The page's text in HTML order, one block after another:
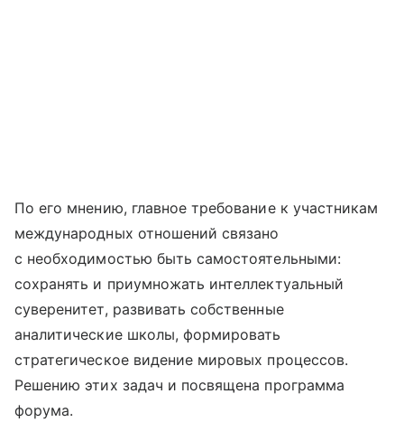
По его мнению, главное требование к участникам
международных отношений связано
с необходимостью быть самостоятельными:
сохранять и приумножать интеллектуальный
суверенитет, развивать собственные
аналитические школы, формировать
стратегическое видение мировых процессов.
Решению этих задач и посвящена программа
форума.